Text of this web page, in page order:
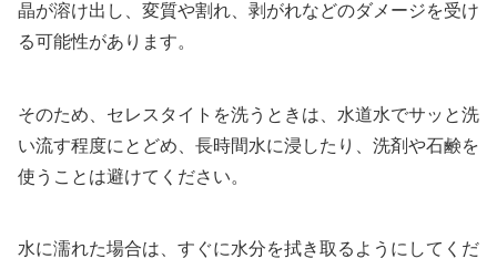
晶が溶け出し、変質や割れ、剥がれなどのダメージを受け
る可能性があります。
そのため、セレスタイトを洗うときは、水道水でサッと洗
い流す程度にとどめ、長時間水に浸したり、洗剤や石鹸を
使うことは避けてください。
水に濡れた場合は、すぐに水分を拭き取るようにしてくだ